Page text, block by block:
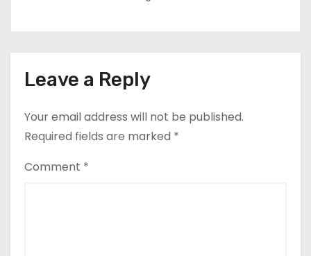
Leave a Reply
Your email address will not be published.
Required fields are marked *
Comment *